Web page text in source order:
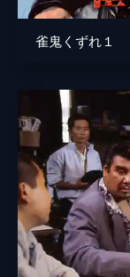
雀鬼くずれ１